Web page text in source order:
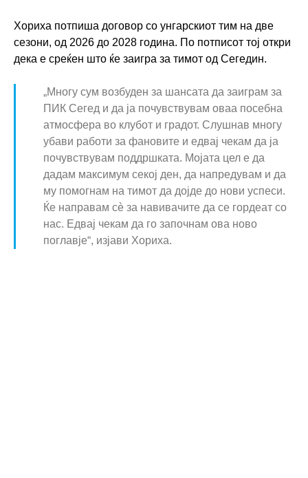
Хориха потпиша договор со унгарскиот тим на две
сезони, од 2026 до 2028 година. По потписот тој откри
дека е среќен што ќе заигра за тимот од Сегедин.
„Многу сум возбуден за шансата да заиграм за
ПИК Сегед и да ја почувствувам оваа посебна
атмосфера во клубот и градот. Слушнав многу
убави работи за фановите и едвај чекам да ја
почувствувам поддршката. Мојата цел е да
дадам максимум секој ден, да напредувам и да
му помогнам на тимот да дојде до нови успеси.
Ќе направам сè за навивачите да се гордеат со
нас. Едвај чекам да го започнам ова ново
поглавје“, изјави Хориха.